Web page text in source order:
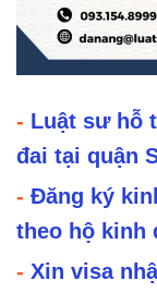
- Luật sư hỗ
đai tại quận
- Đăng ký
theo hộ kinh
- Xin visa